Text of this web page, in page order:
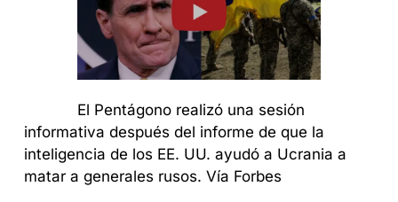
informativa después del informe de que la
inteligencia de los EE. UU. ayudó a Ucrania a
matar a generales rusos. Vía Forbes